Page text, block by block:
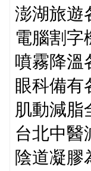
澎湖旅遊
電腦割字
噴霧降溫
眼科備有
肌動減脂
台北中醫
陰道凝膠